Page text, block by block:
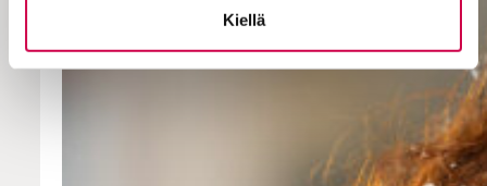
Kiellä